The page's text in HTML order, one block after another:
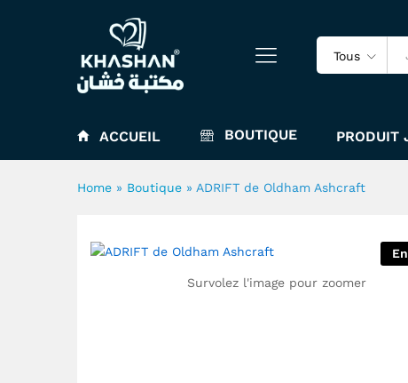
Tous
ACCUEIL BOUTIQUE PRODUIT
Home » Boutique » ADRIFT de Oldham Ashcraft
Survolez l'image pour zoomer
ADRIFT de Oldham Ashcraft